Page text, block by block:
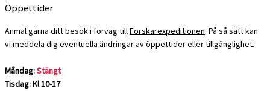
Öppettider
Anmäl gärna ditt besök i förväg tillForskarexpeditionen. På så sätt kan
vi meddela dig eventuella ändringar av öppettider eller tillgänglighet.
Måndag:Stängt
Tisdag: Kl 10-17